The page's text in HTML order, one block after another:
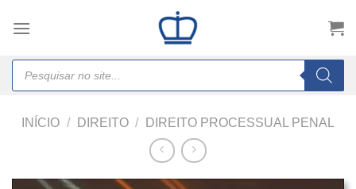
Products
search
INÍCIO / DIREITO / DIREITO PROCESSUAL PENAL